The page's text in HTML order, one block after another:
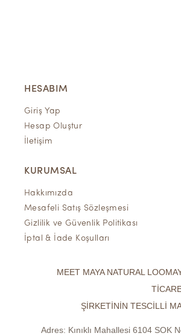
HESABIM
Giriş Yap
Hesap Oluştur
İletişim
KURUMSAL
Hakkımızda
Mesafeli Satış Sözleşmesi
Gizlilik ve Güvenlik Politikası
İptal & İade Koşulları
MEET MAYA NATURAL
ŞİRKETİNİN TESCİLLİ
Adres: Kınıklı Mahallesi 6104 SOK